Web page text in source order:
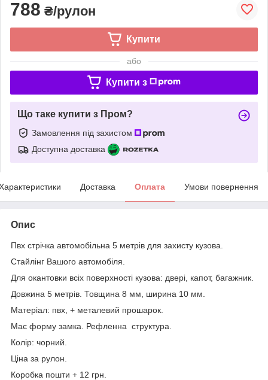
788 ₴/рулон
Купити
або
Купити з
Що таке купити з Пром?
Замовлення під захистом
Доступна доставка
Доставка Оплата Умови повернення
Опис
Пвх стрічка автомобільна 5 метрів для захисту кузова.
Стайлінг Вашого автомобіля.
Для окантовки всіх поверхності кузова: двері, капот, багажник.
Довжина 5 метрів. Товщина 8 мм, ширина 10 мм.
Матеріал: пвх, + металевий прошарок.
Має форму замка. Рефленна структура.
Колір: чорний.
Ціна за рулон.
Коробка пошти + 12 грн.